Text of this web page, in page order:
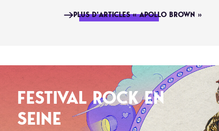
PLUS D'ARTICLES « APOLLO BROWN »
FESTIVAL ROCK EN
SEINE